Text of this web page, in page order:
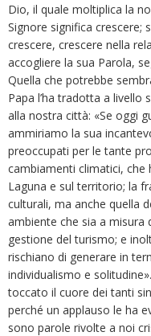
Dio, il quale moltiplica la
Signore significa crescere;
crescere, crescere nella
accogliere la sua Parola,
Quella che potrebbe
Papa l’ha tradotta a livello
alla nostra città: «Se oggi
ammiriamo la sua
preoccupati per le tante
cambiamenti climatici, che
Laguna e sul territorio; la
culturali, ma anche quella
ambiente che sia a misura
gestione del turismo; e
rischiano di generare in
individualismo e
toccato il cuore dei tanti
perché un applauso le ha
sono parole rivolte a noi